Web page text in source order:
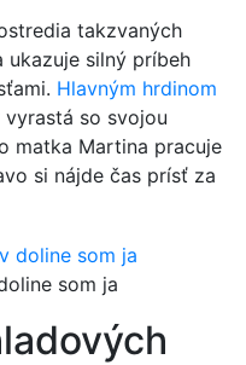
takzvaných
ukazuje silný príbeh
Hlavným hrdinom
so svojou
matka Martina pracuje
si nájde čas prísť za
som ja